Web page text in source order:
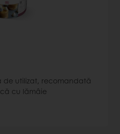
utilizat, recomandată
cu lămâie